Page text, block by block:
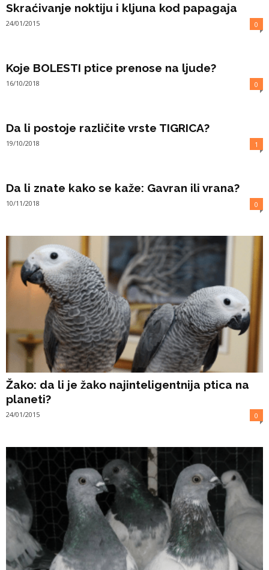
Skraćivanje noktiju i kljuna kod papagaja
24/01/2015 0
Koje BOLESTI ptice prenose na ljude?
16/10/2018 0
Da li postoje različite vrste TIGRICA?
19/10/2018 1
Da li znate kako se kaže: Gavran ili vrana?
10/11/2018 0
Žako: da li je žako najinteligentnija ptica na
planeti?
24/01/2015 0